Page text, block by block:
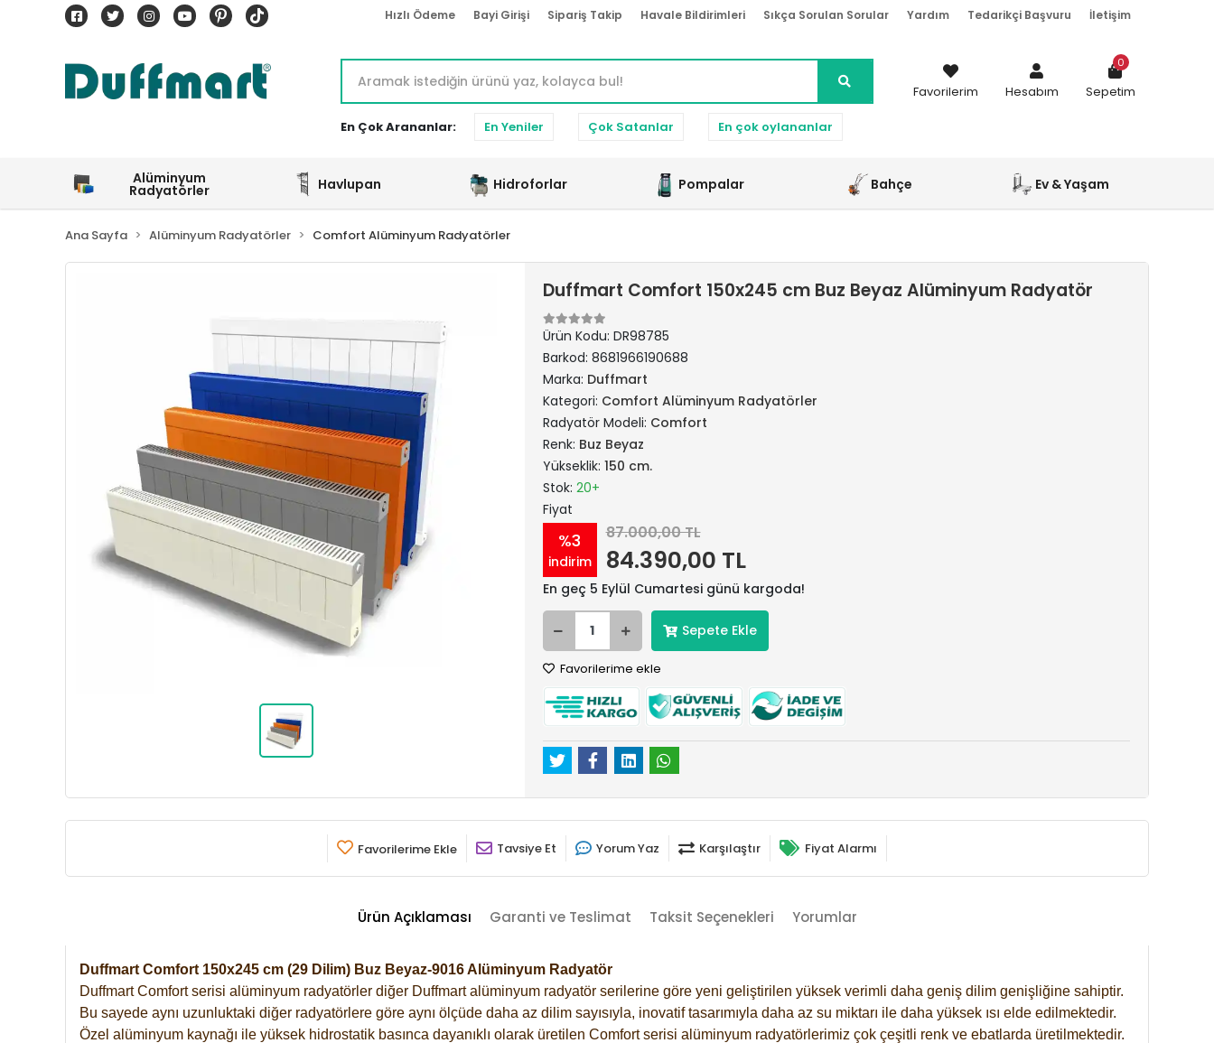
Hızlı Ödeme Bayi Girişi Sipariş Takip Havale Bildirimleri Sıkça Sorulan Sorular Yardım Tedarikçi Başvuru İletişim
En Çok Arananlar: En Yeniler Çok Satanlar En çok oylananlar
Favorilerim Hesabım Sepetim
0
Alüminyum
Radyatörler Havlupan Hidroforlar Pompalar Bahçe Ev & Yaşam
Ana Sayfa Alüminyum Radyatörler Comfort Alüminyum Radyatörler
Duffmart Comfort 150x245 cm Buz Beyaz Alüminyum Radyatör
Ürün Kodu: DR98785
Barkod: 8681966190688
Marka: Duffmart
Kategori: Comfort Alüminyum Radyatörler
Radyatör Modeli: Comfort
Renk: Buz Beyaz
Yükseklik: 150 cm.
Stok: 20+
Fiyat
%3
indirim
87.000,00 TL
84.390,00 TL
En geç 5 Eylül Cumartesi günü kargoda!
Sepete Ekle
Favorilerime ekle
Favorilerime Ekle Tavsiye Et Yorum Yaz Karşılaştır Fiyat Alarmı
Ürün Açıklaması Garanti ve Teslimat Taksit Seçenekleri Yorumlar
Duffmart Comfort 150x245 cm (29 Dilim) Buz Beyaz-9016 Alüminyum Radyatör
Duffmart Comfort serisi alüminyum radyatörler diğer Duffmart alüminyum radyatör serilerine göre yeni geliştirilen yüksek verimli daha geniş dilim genişliğine sahiptir.
Bu sayede aynı uzunluktaki diğer radyatörlere göre aynı ölçüde daha az dilim sayısıyla, inovatif tasarımıyla daha az su miktarı ile daha yüksek ısı elde edilmektedir.
Özel alüminyum kaynağı ile yüksek hidrostatik basınca dayanıklı olarak üretilen Comfort serisi alüminyum radyatörlerimiz çok çeşitli renk ve ebatlarda üretilmektedir.